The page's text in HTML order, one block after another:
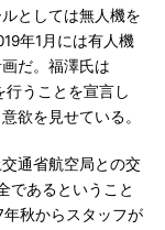
としては無人機を
年1月には有人機
だ。福澤氏は
行うことを宣言し
欲を見せている。
通省航空局との交
であるということ
秋からスタッフが